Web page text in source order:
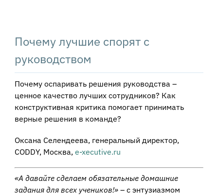
Image
Почему лучшие спорят с
руководством
Почему оспаривать решения руководства –
ценное качество лучших сотрудников? Как
конструктивная критика помогает принимать
верные решения в команде?
Оксана Селендеева, генеральный директор,
CODDY, Москва, e-xecutive.ru
«А давайте сделаем обязательные домашние
задания для всех учеников!»– с энтузиазмом